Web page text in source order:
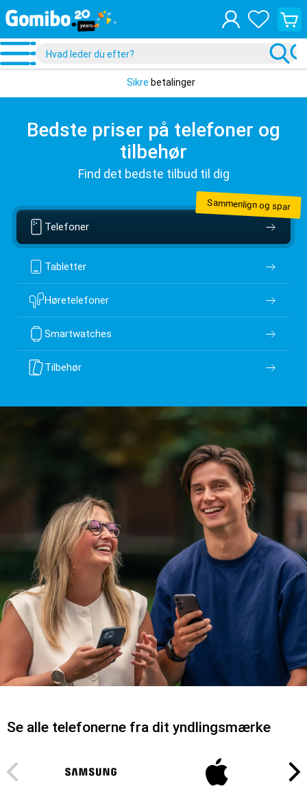
Se
din
Sikre betalinger
Bedste priser på telefoner og
tilbehør
Find det bedste tilbud til dig
Telefoner
Sammenlign og spar
Tabletter
Høretelefoner
Smartwatches
Tilbehør
Se alle telefonerne fra dit yndlingsmærke